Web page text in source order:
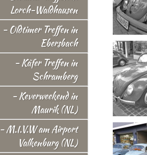
Lorch-Waldhausen
- Oldtimer Treffen in
Ebersbach
- Käfer Treffen in
Schramberg
- Keverweekend in
Maurik (NL)
- M.I.V.W am Airport
Valkenburg (NL)